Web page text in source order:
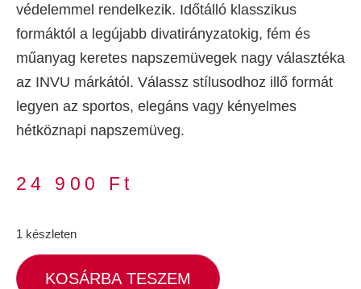
védelemmel rendelkezik. Időtálló klasszikus
formáktól a legújabb divatirányzatokig, fém és
műanyag keretes napszemüvegek nagy választéka
az INVU márkától. Válassz stílusodhoz illő formát
legyen az sportos, elegáns vagy kényelmes
hétköznapi napszemüveg.
24 900 Ft
1 készleten
KOSÁRBA TESZEM